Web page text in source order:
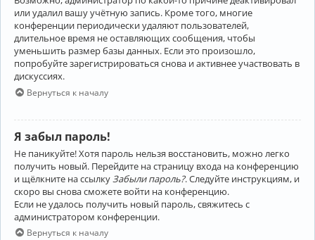
или удалил вашу учётную запись. Кроме того, многие
конференции периодически удаляют пользователей,
длительное время не оставляющих сообщения, чтобы
уменьшить размер базы данных. Если это произошло,
попробуйте зарегистрироваться снова и активнее участвовать в
дискуссиях.
Вернуться к началу
Я забыл пароль!
Не паникуйте! Хотя пароль нельзя восстановить, можно легко
получить новый. Перейдите на страницу входа на конференцию
и щёлкните на ссылку Забыли пароль?. Следуйте инструкциям, и
скоро вы снова сможете войти на конференцию.
Если не удалось получить новый пароль, свяжитесь с
администратором конференции.
Вернуться к началу